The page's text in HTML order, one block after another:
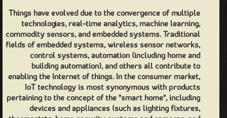
Things have evolved due to the convergence of multiple
technologies, real-time analytics, machine learning,
commodity sensors, and embedded systems. Traditional
fields of embedded systems, wireless sensor networks,
control systems, automation (including home and
building automation), and others all contribute to
enabling the Internet of things. In the consumer market,
IoT technology is most synonymous with products
pertaining to the concept of the "smart home", including
devices and appliances (such as lighting fixtures,